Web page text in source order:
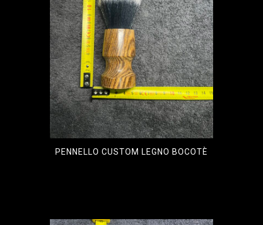
PENNELLO CUSTOM LEGNO BOCOTÈ